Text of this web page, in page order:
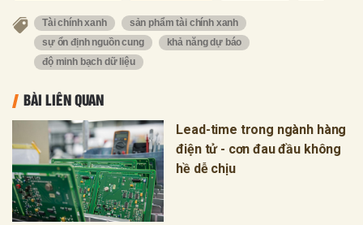
Tài chính xanh
sản phẩm tài chính xanh
sự ổn định nguồn cung
khả năng dự báo
độ minh bạch dữ liệu
BÀI LIÊN QUAN
Lead-time trong ngành hàng
điện tử - cơn đau đầu không
hề dễ chịu